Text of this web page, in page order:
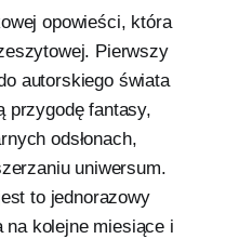
opowieści, która
Pierwszy
autorskiego świata
przygodę fantasy,
odsłonach,
uniwersum.
to jednorazowy
na kolejne miesiące i